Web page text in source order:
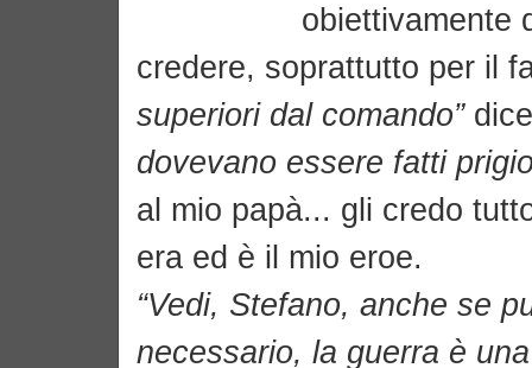
obiettivamente
credere, soprattutto per il
superiori dal comando”
dovevano essere fatti
al mio papà... gli credo
era ed è il mio eroe.
“Vedi, Stefano, anche se
necessario, la guerra è